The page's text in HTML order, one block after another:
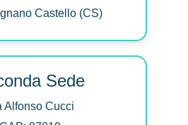
Castello (CS)
Sede
Alfonso Cucci